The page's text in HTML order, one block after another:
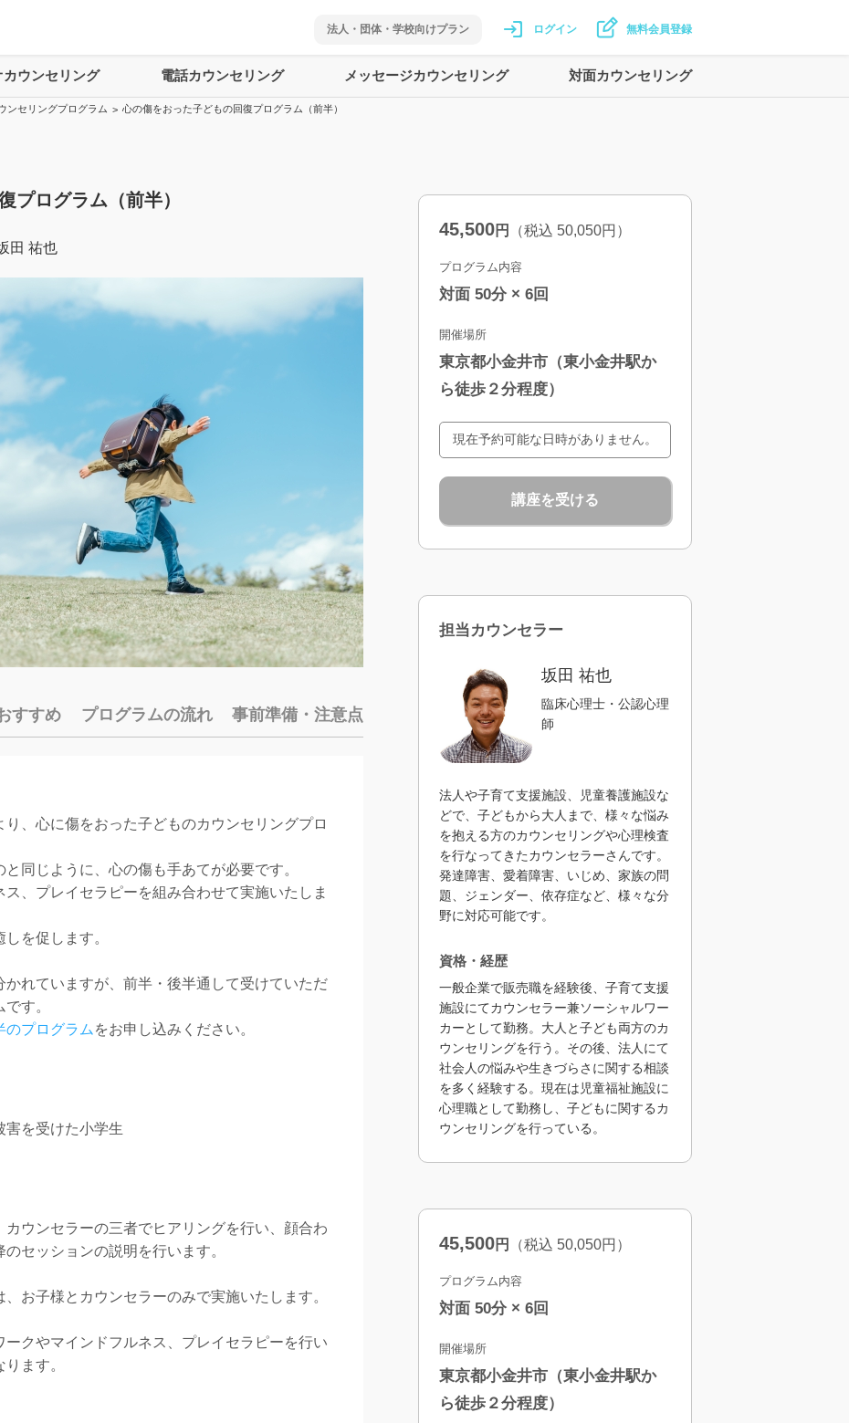
法人・団体・学校向けプラン ログイン 無料会員登録
カウンセリング 電話カウンセリング メッセージカウンセリング 対面カウンセリング
ンセリングプログラム > 心の傷をおった子どもの回復プログラム（前半）
プログラム（前半）
田 祐也
すすめ プログラムの流れ 事前準備・注意点
、心に傷をおった子どものカウンセリングプロ
同じように、心の傷も手あてが必要です。
、プレイセラピーを組み合わせて実施いたしま
を促します。
れていますが、前半・後半通して受けていただ
す。
のプログラム をお申し込みください。
害を受けた小学生
ウンセラーの三者でヒアリングを行い、顔合わ
セッションの説明を行います。
お子様とカウンセラーのみで実施いたします。
クやマインドフルネス、プレイセラピーを行い
ます。
45,500円 （税込 50,050円）
プログラム内容
対面 50分 × 6回
開催場所
東京都小金井市（東小金井駅か
ら徒歩２分程度）
現在予約可能な日時がありません。
講座を受ける
担当カウンセラー
坂田 祐也
臨床心理士・公認心理
師
法人や子育て支援施設、児童養護施設な
どで、子どもから大人まで、様々な悩み
を抱える方のカウンセリングや心理検査
を行なってきたカウンセラーさんです。
発達障害、愛着障害、いじめ、家族の問
題、ジェンダー、依存症など、様々な分
野に対応可能です。
資格・経歴
一般企業で販売職を経験後、子育て支援
施設にてカウンセラー兼ソーシャルワー
カーとして勤務。大人と子ども両方のカ
ウンセリングを行う。その後、法人にて
社会人の悩みや生きづらさに関する相談
を多く経験する。現在は児童福祉施設に
心理職として勤務し、子どもに関するカ
ウンセリングを行っている。
45,500円 （税込 50,050円）
プログラム内容
対面 50分 × 6回
開催場所
東京都小金井市（東小金井駅か
ら徒歩２分程度）